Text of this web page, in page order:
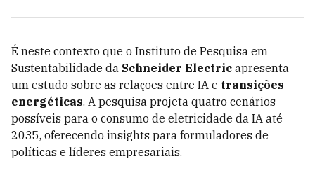
É neste contexto que o Instituto de Pesquisa em
Sustentabilidade da Schneider Electric apresenta
um estudo sobre as relações entre IA e transições
energéticas. A pesquisa projeta quatro cenários
possíveis para o consumo de eletricidade da IA até
2035, oferecendo insights para formuladores de
políticas e líderes empresariais.